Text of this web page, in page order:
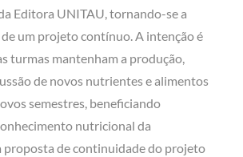
Editora UNITAU, tornando-se a
um projeto contínuo. A intenção é
turmas mantenham a produção,
de novos nutrientes e alimentos
semestres, beneficiando
nutricional da
proposta de continuidade do projeto